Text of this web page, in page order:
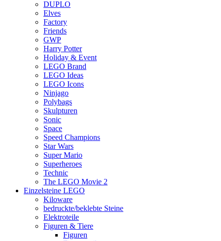
DUPLO
Elves
Factory
Friends
GWP
Harry Potter
Holiday & Event
LEGO Brand
LEGO Ideas
LEGO Icons
Ninjago
Polybags
Skulpturen
Sonic
Space
Speed Champions
Star Wars
Super Mario
Superheroes
Technic
The LEGO Movie 2
Einzelsteine LEGO
Kiloware
bedruckte/beklebte Steine
Elektroteile
Figuren & Tiere
Figuren